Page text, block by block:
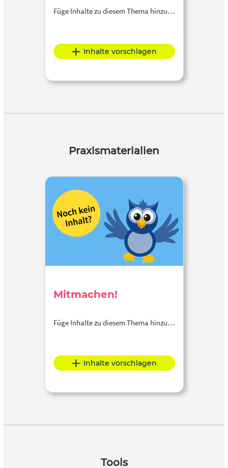
Füge Inhalte zu diesem Thema hinzu…
Inhalte vorschlagen
Praxismaterialien
Mitmachen!
Füge Inhalte zu diesem Thema hinzu…
Inhalte vorschlagen
Tools